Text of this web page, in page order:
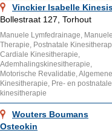
Vinckier Isabelle
Bollestraat 127, Torhout
Manuele Lymfedrainage, Manuele
Therapie, Postnatale
Cardiale Kinesitherapie,
Ademhalingskinesitherapie,
Motorische Revalidatie, Algemene
Kinesitherapie, Pre- en postnatale
kinesitherapie
Wouters Boumans
Osteokin